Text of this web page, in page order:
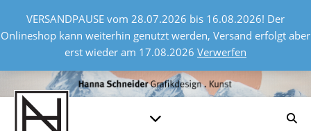
VERSANDPAUSE vom 28.07.2026 bis 16.08.2026! Der
Onlineshop kann weiterhin genutzt werden, Versand erfolgt aber
erst wieder am 17.08.2026 Verwerfen